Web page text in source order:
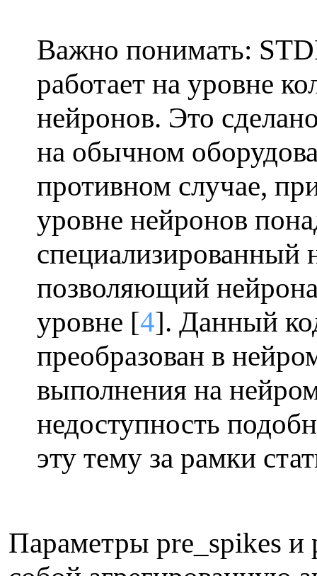
Важно понимать:
работает на уровне
нейронов. Это
на обычном
противном случае,
уровне нейронов
позволяющий
уровне [4]. Данный
преобразован в
выполнения на
недоступность
эту тему за рамки
Параметры pre_spikes и